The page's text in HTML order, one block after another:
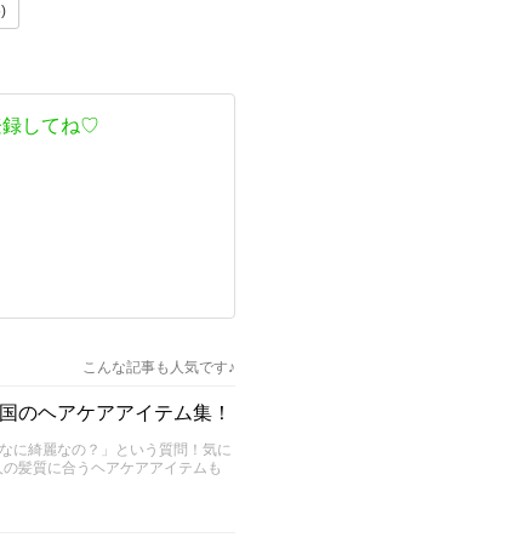
録してね♡
こんな記事も人気です♪
のヘアケアアイテム集！
に綺麗なの？」という質問！気に
髪質に合うヘアケアアイテムも